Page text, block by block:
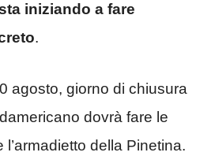
iniziando a fare
.
agosto, giorno di chiusura
dovrà fare le
della Pinetina.